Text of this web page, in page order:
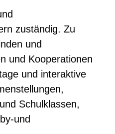
zuständig. Zu
und
und Kooperationen
und interaktive
Schulklassen,
und